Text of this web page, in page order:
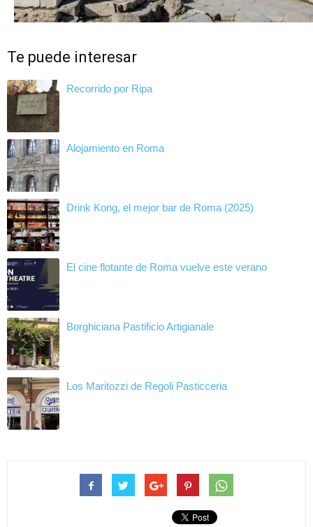
Te puede interesar
Recorrido por Ripa
Alojamiento en Roma
Drink Kong, el mejor bar de Roma (2025)
El cine flotante de Roma vuelve este verano
Borghiciana Pastificio Artigianale
Los Maritozzi de Regoli Pasticceria